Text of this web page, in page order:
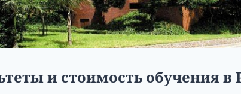
и стоимость обучения в